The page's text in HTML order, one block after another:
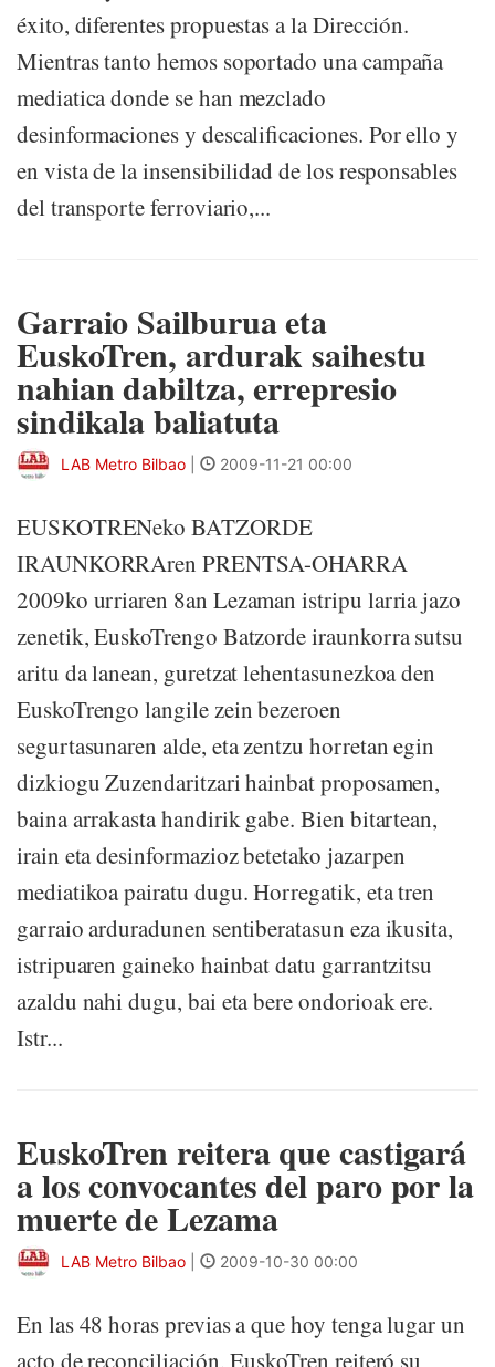
éxito, diferentes propuestas a la Dirección.
Mientras tanto hemos soportado una campaña
mediatica donde se han mezclado
desinformaciones y descalificaciones. Por ello y
en vista de la insensibilidad de los responsables
del transporte ferroviario,...
Garraio Sailburua eta
EuskoTren, ardurak saihestu
nahian dabiltza, errepresio
sindikala baliatuta
LAB Metro Bilbao 2009-11-21 00:00
EUSKOTRENeko BATZORDE
IRAUNKORRAren PRENTSA-OHARRA
2009ko urriaren 8an Lezaman istripu larria jazo
zenetik, EuskoTrengo Batzorde iraunkorra sutsu
aritu da lanean, guretzat lehentasunezkoa den
EuskoTrengo langile zein bezeroen
segurtasunaren alde, eta zentzu horretan egin
dizkiogu Zuzendaritzari hainbat proposamen,
baina arrakasta handirik gabe. Bien bitartean,
irain eta desinformazioz betetako jazarpen
mediatikoa pairatu dugu. Horregatik, eta tren
garraio arduradunen sentiberatasun eza ikusita,
istripuaren gaineko hainbat datu garrantzitsu
azaldu nahi dugu, bai eta bere ondorioak ere.
Istr...
EuskoTren reitera que castigará
a los convocantes del paro por la
muerte de Lezama
LAB Metro Bilbao 2009-10-30 00:00
En las 48 horas previas a que hoy tenga lugar un
acto de reconciliación, EuskoTren reiteró su